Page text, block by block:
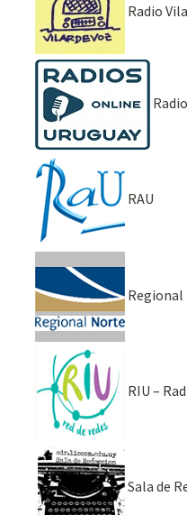
Radio
RAU
RIU –
Sala de